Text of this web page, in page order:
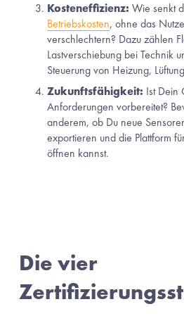
Kosteneffizienz: Wie senkt
Betriebskosten, ohne das
verschlechtern? Dazu zählen
Lastverschiebung bei Technik
Steuerung von Heizung,
Zukunftsfähigkeit: Ist Dein
Anforderungen vorbereitet?
anderem, ob Du neue
exportieren und die Plattform
öffnen kannst.
Die vier